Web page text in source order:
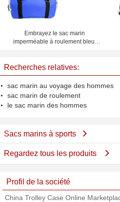
Embrayez le sac marin
imperméable à roulement bleu,
Recherches relatives:
sac marin au voyage des hommes
sac marin de roulement
le sac marin des hommes
Sacs marins à sports
Regardez tous les produits
Profil de la société
China Trolley Case Online